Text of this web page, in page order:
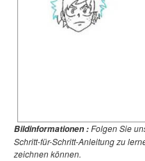
Bildinformationen :Folgen Sie
Schritt-für-Schritt-Anleitung zu
zeichnen können.